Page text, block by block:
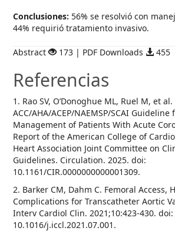
Conclusiones: 56% se resolvió con
44% requirió tratamiento invasivo.
Abstract 173 | PDF Downloads 455
Referencias
1. Rao SV, O’Donoghue ML, Ruel M, et
ACC/AHA/ACEP/NAEMSP/SCAI Guideline
Management of Patients With Acute
Report of the American College of
Heart Association Joint Committee on
Guidelines. Circulation. 2025. doi:
10.1161/CIR.0000000000001309.
2. Barker CM, Dahm C. Femoral Access,
Complications for Transcatheter Aortic
Interv Cardiol Clin. 2021;10:423-430. doi:
10.1016/j.iccl.2021.07.001.